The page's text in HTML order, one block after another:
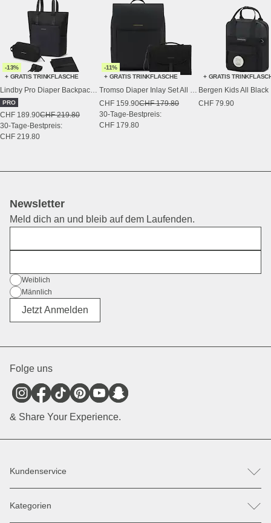
-13%
+ GRATIS TRINKFLASCHE
Lindby Pro Diaper Backpack Set All Black
PRO
CHF 189.90CHF 219.80
30-Tage-Bestpreis:
CHF 219.80
-11%
+ GRATIS TRINKFLASCHE
Tromso Diaper Inlay Set All Black
CHF 159.90CHF 179.80
30-Tage-Bestpreis:
CHF 179.80
+ GRATIS
Bergen Kids All Black
CHF 79.90
Newsletter
Meld dich an und bleib auf dem Laufenden.
Geschlecht
Weiblich
Männlich
Divers
Jetzt Anmelden
Folge uns
& Share Your Experience.
Kundenservice
Hilfe & Kontakt
Kategorien